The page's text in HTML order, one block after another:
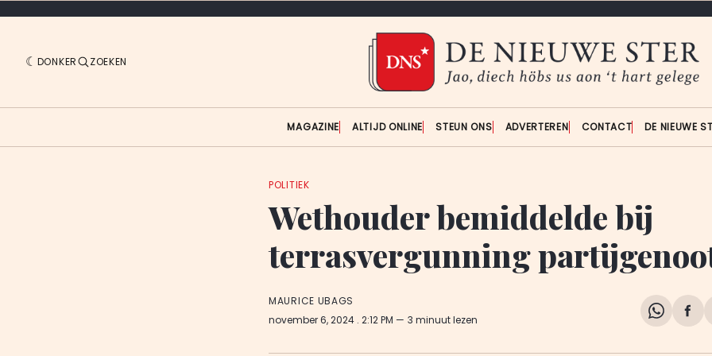
DONKER ZOEKEN
MAGAZINE ALTIJD ONLINE STEUN ONS ADVERTEREN CONTACT DE NIEUWE
POLITIEK
Wethouder bemiddelde bij
terrasvergunning
MAURICE UBAGS
november 6, 2024 . 2:12 PM 3 minuut lezen
Share